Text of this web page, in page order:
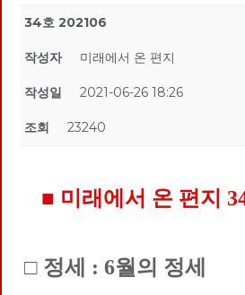
34호 202106
작성자 미래에서 온 편지
작성일 2021-06-26 18:26
조회 23240
■ 미래에서 온 편지
□ 정세 : 6월의 정세